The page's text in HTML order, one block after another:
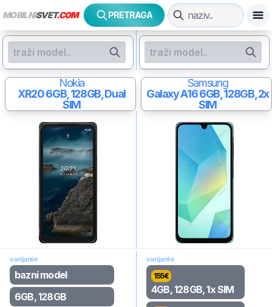
MOBILNISVET.COM PRETRAGA
Nokia
XR206GB, 128GB, Dual
SIM
Samsung
Galaxy A166GB, 128GB, 2x
SIM
varijante
bazni model
6GB, 128GB
varijante
155€
4GB, 128GB, 1x SIM